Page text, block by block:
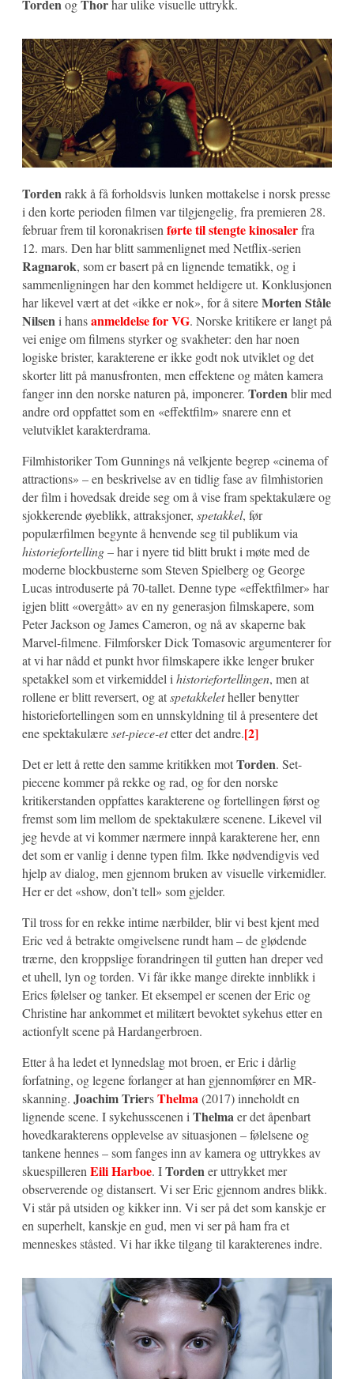
TordenogThorhar ulike visuelle uttrykk.
Tordenrakk å få forholdsvis lunken mottakelse i norsk presse
i den korte perioden filmen var tilgjengelig, fra premieren 28.
februar frem til koronakrisen førte til stengte kinosalerfra
12. mars. Den har blitt sammenlignet med Netflix-serien
Ragnarok, som er basert på en lignende tematikk, og i
sammenligningen har den kommet heldigere ut. Konklusjonen
har likevel vært at det «ikke er nok», for å sitereMorten Ståle
Nilseni hansanmeldelse for VG. Norske kritikere er langt på
vei enige om filmens styrker og svakheter: den har noen
logiske brister, karakterene er ikke godt nok utviklet og det
skorter litt på manusfronten, men effektene og måten kamera
fanger inn den norske naturen på, imponerer. Tordenblir med
andre ord oppfattet som en «effektfilm» snarere enn et
velutviklet karakterdrama.
Filmhistoriker Tom Gunnings nå velkjente begrep «cinema of
attractions» – en beskrivelse av en tidlig fase av filmhistorien
der film i hovedsak dreide seg om å vise fram spektakulære og
sjokkerende øyeblikk, attraksjoner, spetakkel, før
populærfilmen begynte å henvende seg til publikum via
historiefortelling– har i nyere tid blitt brukt i møte med de
moderne blockbusterne som Steven Spielberg og George
Lucas introduserte på 70-tallet. Denne type «effektfilmer» har
igjen blitt «overgått» av en ny generasjon filmskapere, som
Peter Jackson og James Cameron, og nå av skaperne bak
Marvel-filmene. Filmforsker Dick Tomasovic argumenterer for
at vi har nådd et punkt hvor filmskapere ikke lenger bruker
spetakkel som et virkemiddel i historiefortellingen, men at
rollene er blitt reversert, og atspetakkeletheller benytter
historiefortellingen som en unnskyldning til å presentere det
ene spektakulæreset-piece-etetter det andre.[2]
Det er lett å rette den samme kritikken motTorden. Set-
piecene kommer på rekke og rad, og for den norske
kritikerstanden oppfattes karakterene og fortellingen først og
fremst som lim mellom de spektakulære scenene. Likevel vil
jeg hevde at vi kommer nærmere innpå karakterene her, enn
det som er vanlig i denne typen film. Ikke nødvendigvis ved
hjelp av dialog, men gjennom bruken av visuelle virkemidler.
Her er det «show, don’t tell» som gjelder.
Til tross for en rekke intime nærbilder, blir vi best kjent med
Eric ved å betrakte omgivelsene rundt ham – de glødende
trærne, den kroppslige forandringen til gutten han dreper ved
et uhell, lyn og torden. Vi får ikke mange direkte innblikk i
Erics følelser og tanker. Et eksempel er scenen der Eric og
Christine har ankommet et militært bevoktet sykehus etter en
actionfylt scene på Hardangerbroen.
Etter å ha ledet et lynnedslag mot broen, er Eric i dårlig
forfatning, og legene forlanger at han gjennomfører en MR-
skanning. Joachim TriersThelma(2017) inneholdt en
lignende scene. I sykehusscenen i Thelmaer det åpenbart
hovedkarakterens opplevelse av situasjonen – følelsene og
tankene hennes – som fanges inn av kamera og uttrykkes av
skuespilleren Eili Harboe. ITordener uttrykket mer
observerende og distansert. Vi ser Eric gjennom andres blikk.
Vi står på utsiden og kikker inn. Vi ser på det som kanskje er
en superhelt, kanskje en gud, men vi ser på ham fra et
menneskes ståsted. Vi har ikke tilgang til karakterenes indre.